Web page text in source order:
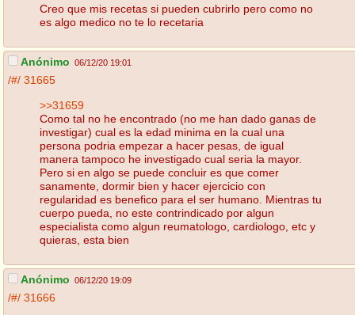
Creo que mis recetas si pueden cubrirlo pero como no
es algo medico no te lo recetaria
Anónimo 06/12/20 19:01
/#/ 31665
>>31659
Como tal no he encontrado (no me han dado ganas de
investigar) cual es la edad minima en la cual una
persona podria empezar a hacer pesas, de igual
manera tampoco he investigado cual seria la mayor.
Pero si en algo se puede concluir es que comer
sanamente, dormir bien y hacer ejercicio con
regularidad es benefico para el ser humano. Mientras tu
cuerpo pueda, no este contrindicado por algun
especialista como algun reumatologo, cardiologo, etc y
quieras, esta bien
Anónimo 06/12/20 19:09
/#/ 31666